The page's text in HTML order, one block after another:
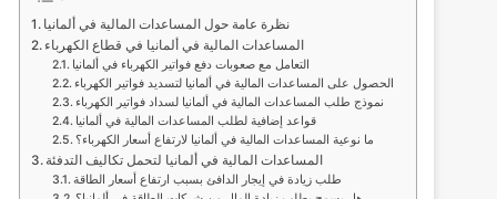
نظرة عامة حول المساعدات المالية في ألمانيا
المساعدات المالية في ألمانيا في قطاع الكهرباء
التعامل مع صعوبات دفع فواتير الكهرباء في ألمانيا
الحصول على المساعدات المالية في ألمانيا لتسديد فواتير الكهرباء
نموذج طلب المساعدات المالية في ألمانيا لسداد فواتير الكهرباء
قواعد إضافية لطلب المساعدات المالية في ألمانيا
ما نوعية المساعدات المالية في ألمانيا لارتفاع أسعار الكهرباء؟
المساعدات المالية في ألمانيا لتحمل تكاليف التدفئة
طلب زيادة في إيجار الدافئ بسبب ارتفاع أسعار الطاقة